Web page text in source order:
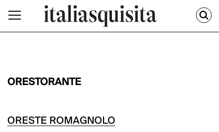
ORESTORANTE
ORESTE ROMAGNOLO